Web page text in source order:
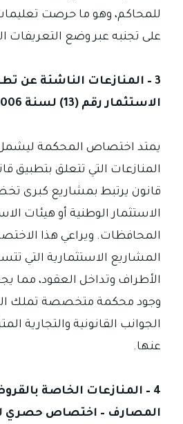
على تجنبه عبر وضع التعريفات
3 – المنازعات الناشئة عن
الاستثمار رقم (13) لسنة 2006
يمتد اختصاص المحكمة
المنازعات التي تتعلق بتطبيق
قانون يرتبط بمشاريع كبرى
الاستثمار الوطنية أو هيئات
المحافظات. ويراعي هذا
المشاريع الاستثمارية التي
الأطراف وتداخل العقود، مما
وجود محكمة متخصصة تملك
الجوانب القانونية والتجارية
عنها.
4 – المنازعات الخاصة
المصارف – اختصاص حصري